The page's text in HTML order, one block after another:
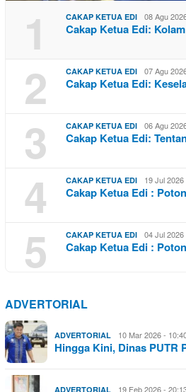
1 CAKAP KETUA EDI 08 Agu
Cakap Ketua Edi:
2 CAKAP KETUA EDI 07 Agu
Cakap Ketua Edi:
3 CAKAP KETUA EDI 06 Agu
Cakap Ketua Edi:
4 CAKAP KETUA EDI 19 Jul
Cakap Ketua Edi :
5 CAKAP KETUA EDI 04 Jul
Cakap Ketua Edi :
ADVERTORIAL
ADVERTORIAL 10 Mar 2026 -
Hingga Kini, Dinas PUTR
ADVERTORIAL 19 Feb 2026 -